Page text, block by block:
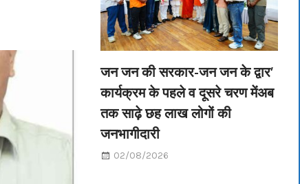
जन जन की सरकार-जन जन के द्वार’
कार्यक्रम के पहले व दूसरे चरण मेंअब
तक साढ़े छह लाख लोगों की
जनभागीदारी
02/08/2026